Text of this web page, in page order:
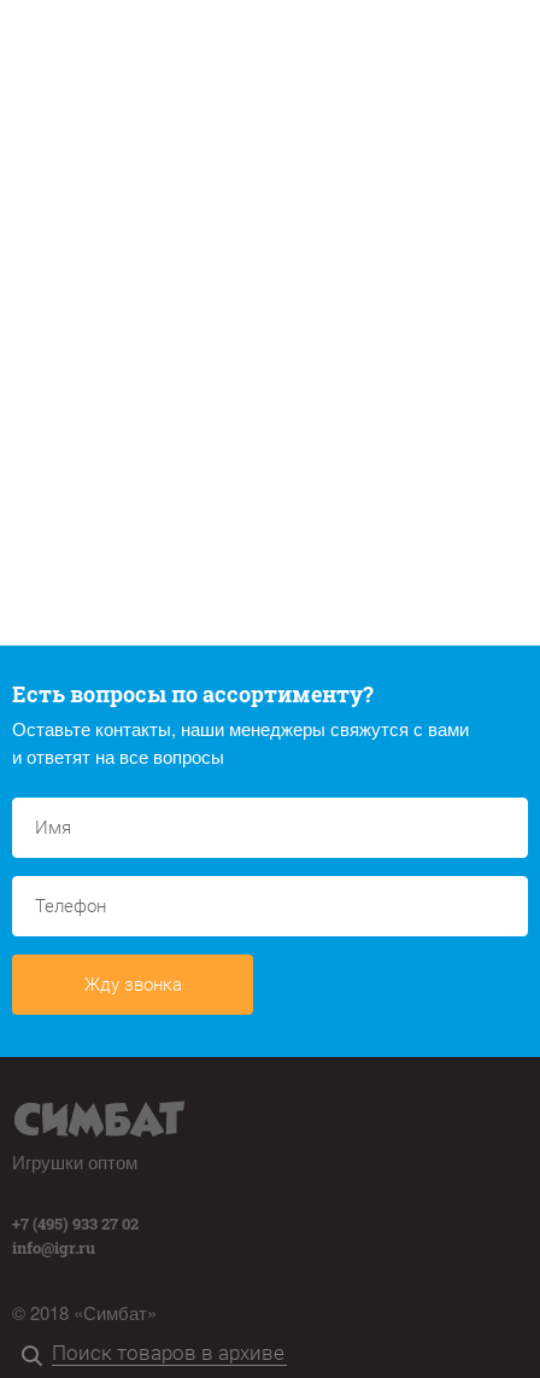
Есть вопросы по ассортименту?
Оставьте контакты, наши менеджеры свяжутся с вами
и ответят на все вопросы
Жду звонка
Игрушки оптом
+7 (495) 933 27 02
info@igr.ru
© 2018 «Симбат»